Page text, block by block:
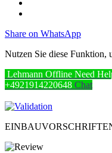
Share on WhatsApp
Nutzen Sie diese Funktion,
Lehmann Offline Need
+4921914220648 Chat